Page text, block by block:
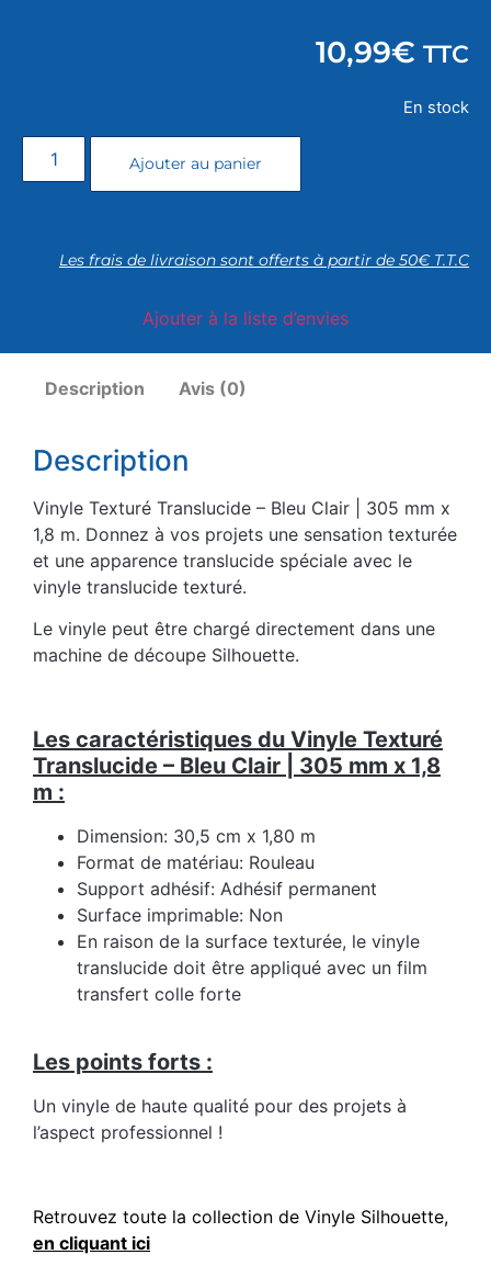
10,99€ TTC
En stock
Ajouter au panier
Les frais de livraison sont offerts à partir de 50€ T.T.C
Ajouter à la liste d’envies
Description Avis (0)
Description
Vinyle Texturé Translucide – Bleu Clair | 305 mm x
1,8 m. Donnez à vos projets une sensation texturée
et une apparence translucide spéciale avec le
vinyle translucide texturé.
Le vinyle peut être chargé directement dans une
machine de découpe Silhouette.
Les caractéristiques du Vinyle Texturé
Translucide – Bleu Clair | 305 mm x 1,8
m :
Dimension: 30,5 cm x 1,80 m
Format de matériau: Rouleau
Support adhésif: Adhésif permanent
Surface imprimable: Non
En raison de la surface texturée, le vinyle
translucide doit être appliqué avec un film
transfert colle forte
Les points forts :
Un vinyle de haute qualité pour des projets à
l’aspect professionnel !
Retrouvez toute la collection de Vinyle Silhouette,
en cliquant ici